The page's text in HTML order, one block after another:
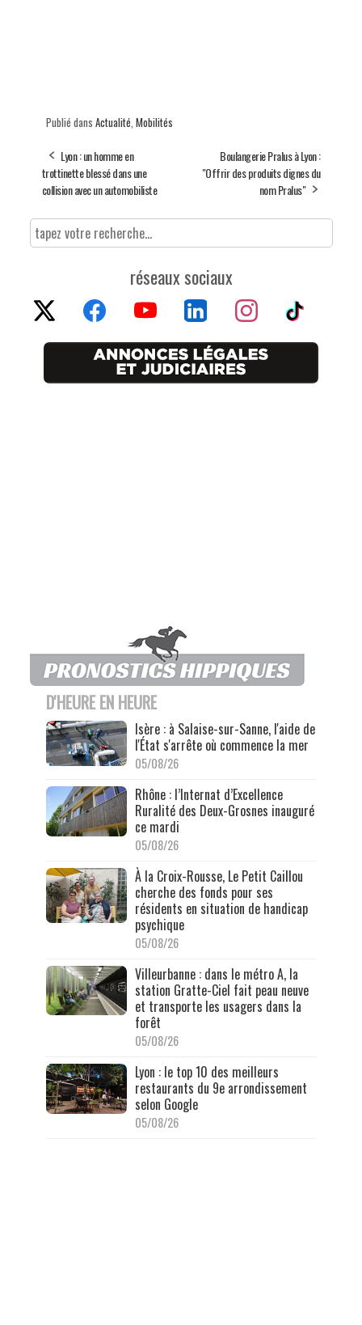
Publié dans Actualité Mobilités
Lyon : un homme en
trottinette blessé dans une
collision avec un automobiliste
Boulangerie Pralus à Lyon :
"Offrir des produits dignes du
nom Pralus"
réseaux sociaux
D'HEURE EN HEURE
Isère : à Salaise-sur-Sanne, l'aide de
l'État s'arrête où commence la mer
05/08/26
Rhône : l’Internat d’Excellence
Ruralité des Deux-Grosnes inauguré
ce mardi
05/08/26
À la Croix-Rousse, Le Petit Caillou
cherche des fonds pour ses
résidents en situation de handicap
psychique
05/08/26
Villeurbanne : dans le métro A, la
station Gratte-Ciel fait peau neuve
et transporte les usagers dans la
forêt
05/08/26
Lyon : le top 10 des meilleurs
restaurants du 9e arrondissement
selon Google
05/08/26